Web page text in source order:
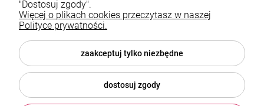
Moje konto
Płatności i dostawa
Informacje
O nas
"Dostosuj zgody".
Więcej o plikach cookies przeczytasz w naszej
Polityce prywatności.
zaakceptuj tylko niezbędne
dostosuj zgody